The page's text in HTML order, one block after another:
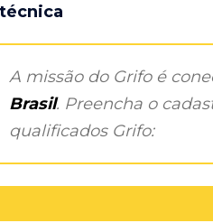
A missão do Grifo é
Brasil. Preencha o
qualificados Grifo: